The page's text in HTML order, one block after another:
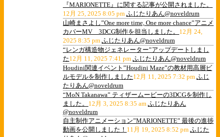
『MARIONETTE』に関する記事が公開されました。
12月 25, 2025 8:05 pm ふじたりあん@noveldrum
山崎まさよし”One more time, One more chance”アニメ
カバーMV 3DCG制作を担当しました。 12月 24,
2025 8:35 pm ふじたりあん@noveldrum
“レンガ構造物ジェネレーター”アップデートしまし
た12月 11, 2025 7:41 pm ふじたりあん@noveldrum
Houdini関連イベント”Houdini Maze”の教材用高層ビ
ルモデルを制作しました12月 11, 2025 7:32 pm ふじ
たりあん@noveldrum
“MoN Takanawa” ティザームービーの3DCGを制作し
ました。 12月 3, 2025 8:35 am ふじたりあん
@noveldrum
自主制作アニメーション”MARIONETTE” 最後の進捗
動画を公開しました！ 11月 19, 2025 8:52 pm ふじた